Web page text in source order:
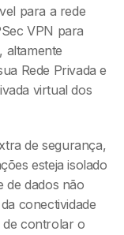
para a rede
VPN para
altamente
Rede Privada e
virtual dos
de segurança,
esteja isolado
de dados não
conectividade
de controlar o